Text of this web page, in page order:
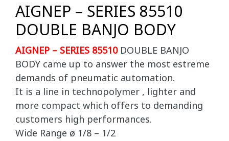
AIGNEP – SERIES 85510
DOUBLE BANJO BODY
AIGNEP – SERIES 85510DOUBLE BANJO
BODY came up to answer the most estreme
demands of pneumatic automation.
It is a line in technopolymer , lighter and
more compact which offers to demanding
customers high performances.
Wide Range ø 1/8 – 1/2